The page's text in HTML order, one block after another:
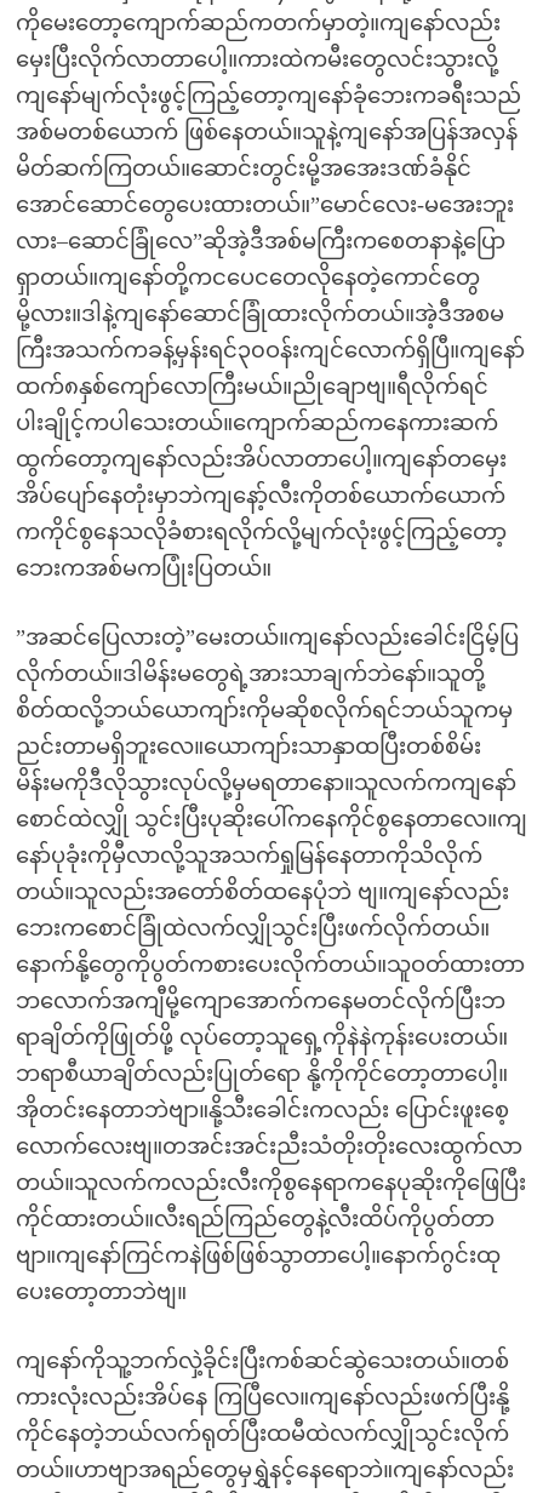
ကိုမေးတော့ကျောက်ဆည်ကတက်မှာတဲ့။ကျနော်လည်း
မှေးပြီးလိုက်လာတာပေါ့။ကားထဲကမီးတွေလင်းသွားလို့
ကျနော်မျက်လုံးဖွင့်ကြည့်တော့ကျနော်ခုံဘေးကခရီးသည်
အစ်မတစ်ယောက် ဖြစ်နေတယ်။သူနဲ့ကျနော်အပြန်အလှန်
မိတ်ဆက်ကြတယ်။ဆောင်းတွင်းမို့အအေးဒဏ်ခံနိုင်
အောင်ဆောင်တွေပေးထားတယ်။”မောင်လေး-မအေးဘူး
လား–ဆောင်ခြုံလေ”ဆိုအဲ့ဒီအစ်မကြီးကစေတနာနဲ့ပြော
ရှာတယ်။ကျနော်တို့ကငပေငတေလိုနေတဲ့ကောင်တွေ
မို့လား။ဒါနဲ့ကျနော်ဆောင်ခြုံထားလိုက်တယ်။အဲ့ဒီအစမ
ကြီးအသက်ကခန့်မှန်းရင်၃၀ဝန်းကျင်လောက်ရှိပြီ။ကျနော်
ထက်၈နှစ်ကျော်လောကြီးမယ်။ညိုချောဗျ။ရီလိုက်ရင်
ပါးချိုင့်ကပါသေးတယ်။ကျောက်ဆည်ကနေကားဆက်
ထွက်တော့ကျနော်လည်းအိပ်လာတာပေါ့။ကျနော်တမှေး
အိပ်ပျော်နေတုံးမှာဘဲကျနော့်လီးကိုတစ်ယောက်ယောက်
ကကိုင်စွနေသလိုခံစားရလိုက်လို့မျက်လုံးဖွင့်ကြည့်တော့
ဘေးကအစ်မကပြုံးပြတယ်။
”အဆင်ပြေလားတဲ့”မေးတယ်။ကျနော်လည်းခေါင်းငြိမ့်ပြ
လိုက်တယ်။ဒါမိန်းမတွေရဲ့အားသာချက်ဘဲနော်။သူတို့
စိတ်ထလို့ဘယ်ယောကျာ်းကိုမဆိုစလိုက်ရင်ဘယ်သူကမှ
ညင်းတာမရှိဘူးလေ။ယောကျာ်းသာနှာထပြီးတစ်စိမ်း
မိန်းမကိုဒီလိုသွားလုပ်လို့မှမရတာနော။သူလက်ကကျနော်
စောင်ထဲလျှို သွင်းပြီးပုဆိုးပေါ်ကနေကိုင်စွနေတာလေ။ကျ
နော်ပုခုံးကိုမှီလာလို့သူအသက်ရှုမြန်နေတာကိုသိလိုက်
တယ်။သူလည်းအတော်စိတ်ထနေပုံဘဲ ဗျ။ကျနော်လည်း
ဘေးကစောင်ခြုံထဲလက်လျှိုသွင်းပြီးဖက်လိုက်တယ်။
နောက်နို့တွေကိုပွတ်ကစားပေးလိုက်တယ်။သူဝတ်ထားတာ
ဘလောက်အကျီမို့ကျောအောက်ကနေမတင်လိုက်ပြီးဘ
ရာချိတ်ကိုဖြုတ်ဖို့ လုပ်တော့သူရှေ့ကိုနဲနဲကုန်းပေးတယ်။
ဘရာစီယာချိတ်လည်းပြုတ်ရော နို့ကိုကိုင်တော့တာပေါ့။
အိုတင်းနေတာဘဲဗျာ။နို့သီးခေါင်းကလည်း ပြောင်းဖူးစေ့
လောက်လေးဗျ။တအင်းအင်းညီးသံတိုးတိုးလေးထွက်လာ
တယ်။သူလက်ကလည်းလီးကိုစွနေရာကနေပုဆိုးကိုဖြေပြီး
ကိုင်ထားတယ်။လီးရည်ကြည်တွေနဲ့လီးထိပ်ကိုပွတ်တာ
ဗျာ။ကျနော်ကြင်ကနဲဖြစ်ဖြစ်သွာတာပေါ့။နောက်ဂွင်းထု
ပေးတော့တာဘဲဗျ။
ကျနော်ကိုသူ့ဘက်လှဲ့ခိုင်းပြီးကစ်ဆင်ဆွဲသေးတယ်။တစ်
ကားလုံးလည်းအိပ်နေ ကြပြီလေ။ကျနော်လည်းဖက်ပြီးနို့
ကိုင်နေတဲ့ဘယ်လက်ရုတ်ပြီးထမီထဲလက်လျှိုသွင်းလိုက်
တယ်။ဟာဗျာအရည်တွေမှရွှဲနင့်နေရောဘဲ။ကျနော်လည်း